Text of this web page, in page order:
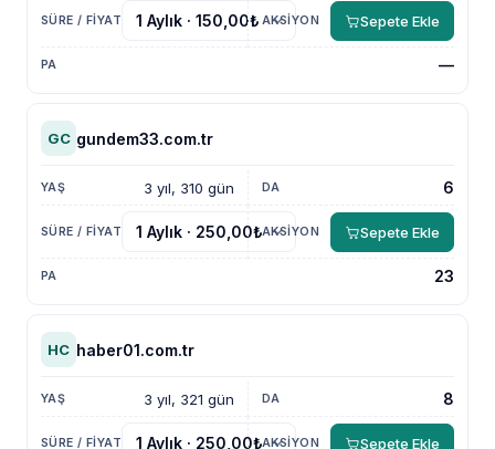
—
Sepete Ekle
GC gundem33.com.tr
3 yıl, 310 gün 6
23
Sepete Ekle
HC haber01.com.tr
3 yıl, 321 gün 8
Sepete Ekle